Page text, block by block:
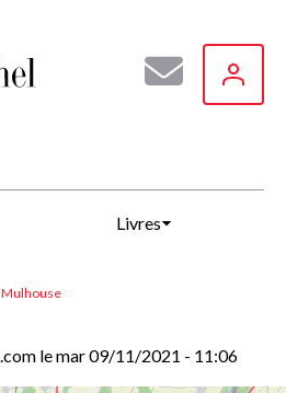
Livres
lemar 09/11/2021 - 11:06